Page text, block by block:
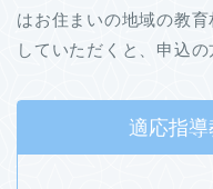
はお住まいの地域の教
していただくと、申込
適応指